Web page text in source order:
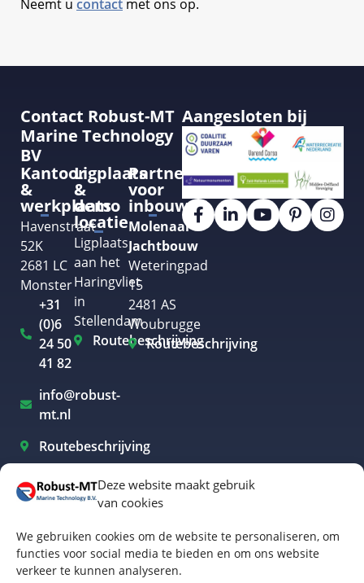
Deze website maakt gebruik
van cookies
We gebruiken cookies om de website te personaliseren, om
functies voor social media te bieden en om ons website
verkeer te kunnen analyseren.
Neemt u contact met ons op.
Contact Robust-MT
Marine Technology
BV
Kantoor
&
werkplaats
Havenstraat
52K
2681 LC
Monster
+31
(0)6
24 50
41 82
info@robust-
mt.nl
Routebeschrijving
Ligplaats
&
demo
locatie
Ligplaats
aan het
Haringvliet
in
Stellendam
Routebeschrijving
Partner
voor
inbouw
Molenaar
Jachtbouw
Weteringpad
15
2481 AS
Woubrugge
Routebeschrijving
Aangesloten bij
Elektrisch varen Westland
Elektrisch varen Rotterdam
Elektrisch varen Amsterdam